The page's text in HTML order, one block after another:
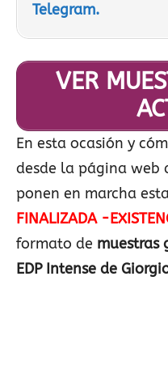
Telegram.
VER
En esta ocasión y
desde la página web
ponen en marcha
FINALIZADA -
formato de muestras
EDP Intense de